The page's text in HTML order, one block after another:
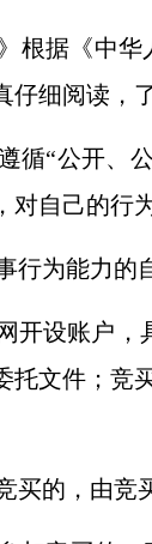
根据《中
细阅读，
循“公开、
自己的行
行为能力的
开设账户，
托文件；竞
买的，由竞